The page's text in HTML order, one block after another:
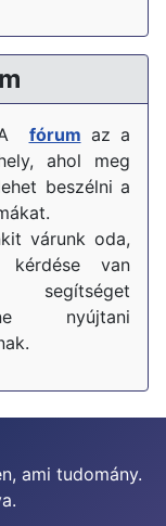
fórum az a
ahol meg
beszélni a
várunk oda,
kérdése van
segítséget
nyújtani
ami tudomány.